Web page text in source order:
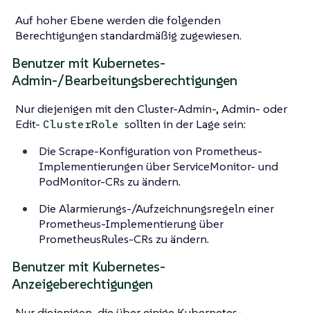
Auf hoher Ebene werden die folgenden
Berechtigungen standardmäßig zugewiesen.
Benutzer mit Kubernetes-
Admin-/Bearbeitungsberechtigungen
Nur diejenigen mit den Cluster-Admin-, Admin- oder
Edit- ClusterRole sollten in der Lage sein:
Die Scrape-Konfiguration von Prometheus-
Implementierungen über ServiceMonitor- und
PodMonitor-CRs zu ändern.
Die Alarmierungs-/Aufzeichnungsregeln einer
Prometheus-Implementierung über
PrometheusRules-CRs zu ändern.
Benutzer mit Kubernetes-
Anzeigeberechtigungen